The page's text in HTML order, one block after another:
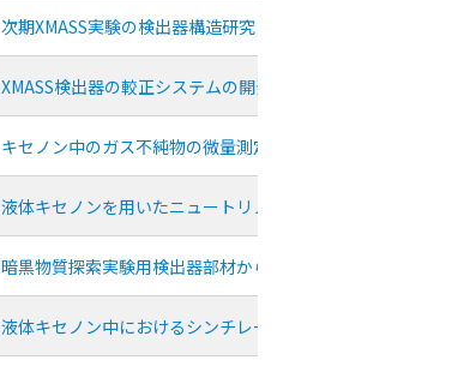
次期XMASS実験の検出器構造研究
XMASS検出器の較正システムの開発
キセノン中のガス不純物の微量測定
液体キセノンを用いたニュートリノ物理の研究
暗黒物質探索実験用検出器部材からのラドン放出量の測定（
液体キセノン中におけるシンチレーション光の散乱過程の研